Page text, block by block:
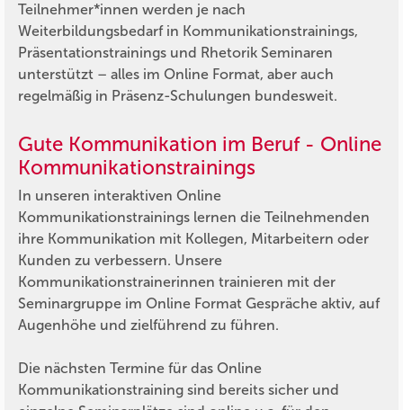
Teilnehmer*innen werden je nach
Weiterbildungsbedarf in Kommunikationstrainings,
Präsentationstrainings und Rhetorik Seminaren
unterstützt – alles im Online Format, aber auch
regelmäßig in Präsenz-Schulungen bundesweit.
Gute Kommunikation im Beruf - Online
Kommunikationstrainings
In unseren interaktiven Online
Kommunikationstrainings lernen die Teilnehmenden
ihre Kommunikation mit Kollegen, Mitarbeitern oder
Kunden zu verbessern. Unsere
Kommunikationstrainerinnen trainieren mit der
Seminargruppe im Online Format Gespräche aktiv, auf
Augenhöhe und zielführend zu führen.
Die nächsten Termine für das Online
Kommunikationstraining sind bereits sicher und